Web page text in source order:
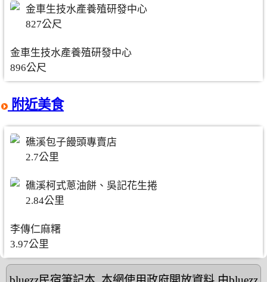
金車生技水產養殖研發中心
827公尺
金車生技水產養殖研發中心
896公尺
附近美食
礁溪包子饅頭專賣店
2.7公里
礁溪柯式蔥油餅、吳記花生捲
2.84公里
李傳仁麻糬
3.97公里